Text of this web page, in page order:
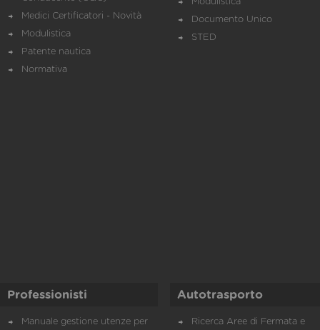
Medici Certificatori - Novità
Modulistica
Patente nautica
Normativa
Documento Unico
STED
Professionisti
Manuale gestione utenze per
Autotrasporto
Ricerca Aree di Fermata e